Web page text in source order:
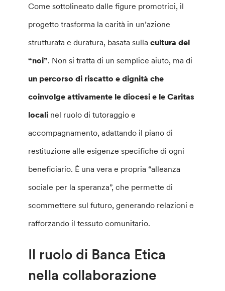
Come sottolineato dalle figure promotrici, il
progetto trasforma la carità in un’azione
strutturata e duratura, basata sullacultura del
“noi”. Non si tratta di un semplice aiuto, ma di
un percorso di riscatto e dignità che
coinvolge attivamente le diocesi e le Caritas
locali nel ruolo di tutoraggio e
accompagnamento, adattando il piano di
restituzione alle esigenze specifiche di ogni
beneficiario. È una vera e propria “alleanza
sociale per la speranza”, che permette di
scommettere sul futuro, generando relazioni e
rafforzando il tessuto comunitario.
Il ruolo di Banca Etica
nella collaborazione